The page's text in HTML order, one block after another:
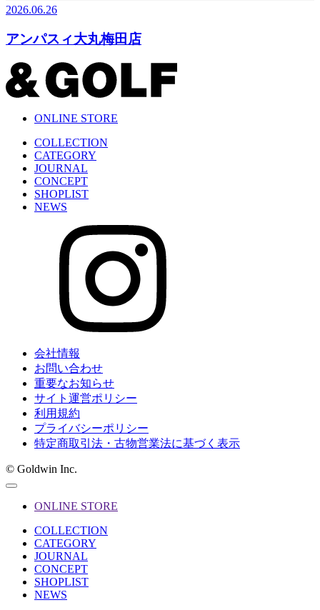
2026.06.26
アンパスィ大丸梅田店
ONLINE STORE
COLLECTION
CATEGORY
JOURNAL
CONCEPT
SHOPLIST
NEWS
会社情報
お問い合わせ
重要なお知らせ
サイト運営ポリシー
利用規約
プライバシーポリシー
特定商取引法・古物営業法に基づく表示
© Goldwin Inc.
ONLINE STORE
COLLECTION
CATEGORY
JOURNAL
CONCEPT
SHOPLIST
NEWS